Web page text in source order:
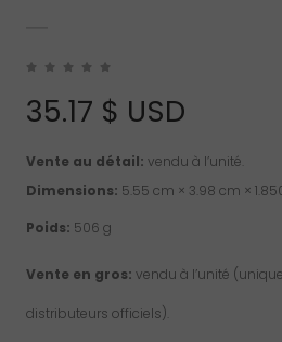
35.17 $ USD
Vente au détail: vendu à l’unité.
Dimensions: 5.55 cm × 3.98 cm ×
Poids: 506 g
Vente en gros: vendu à l’unité
distributeurs officiels).